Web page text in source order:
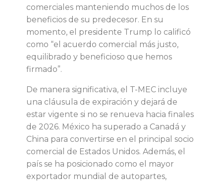
o
n
e
s
e
n
comerciales manteniendo muchos de los
beneficios de su predecesor. En su
momento, el presidente Trump lo calificó
como “el acuerdo comercial más justo,
equilibrado y beneficioso que hemos
firmado”.
De manera significativa, el T-MEC incluye
una cláusula de expiración y dejará de
estar vigente si no se renueva hacia finales
de 2026. México ha superado a Canadá y
China para convertirse en el principal socio
comercial de Estados Unidos. Además, el
país se ha posicionado como el mayor
exportador mundial de autopartes,